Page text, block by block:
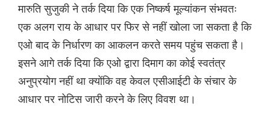
मारुति सुजुकी ने तर्क दिया कि एक निष्कर्ष मूल्यांकन संभवतः
एक अलग राय के आधार पर फिर से नहीं खोला जा सकता है कि
एओ बाद के निर्धारण का आकलन करते समय पहुंच सकता है।
इसने आगे तर्क दिया कि एओ द्वारा दिमाग का कोई स्वतंत्र
अनुप्रयोग नहीं था क्योंकि वह केवल एसीआईटी के संचार के
आधार पर नोटिस जारी करने के लिए विवश था।